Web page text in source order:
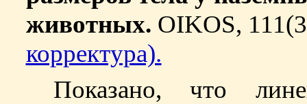
животных. OIKOS,
корректура).
Показано, что